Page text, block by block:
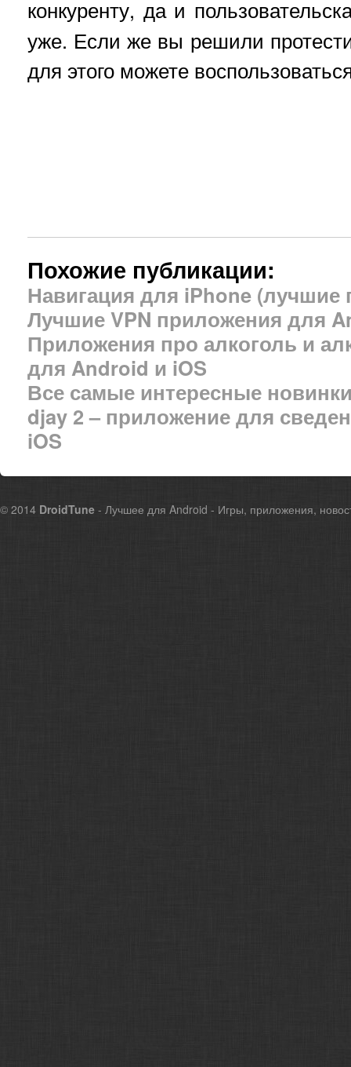
конкуренту, да и
уже. Если же вы решили
для этого можете
Похожие публикации:
Навигация для iPhone (лучшие
Лучшие VPN приложения для
Приложения про алкоголь и
для Android и iOS
Все самые интересные
djay 2 – приложение для
iOS
© 2014 DroidTune - Лучшее для Android - Игры, приложения,